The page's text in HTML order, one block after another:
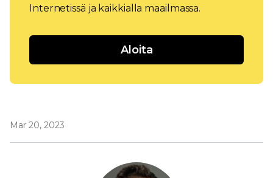
Internetissä ja kaikkialla maailmassa.
Aloita
Mar 20, 2023